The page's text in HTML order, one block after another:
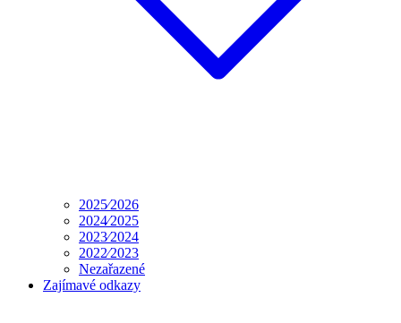
2025⁄2026
2024⁄2025
2023⁄2024
2022⁄2023
Nezařazené
Zajímavé odkazy